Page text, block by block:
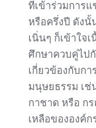
ที่เข้าร่วมการ
หรือครึ่งปี ดังนั้
เนิ่นๆ ก็เข้าใจ
ศึกษาควบคู่ไป
เกี่ยวข้องกับก
มนุษยธรรม เช่
กาชาด หรือ ก
เหลือขององค์